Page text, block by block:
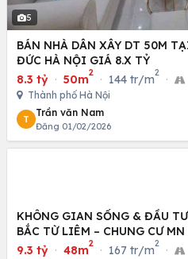
5
BÁN NHÀ DÂN XÂY DT 50M
ĐỨC HÀ NỘI GIÁ 8.X TỶ
8.3 tỷ · 50m
2
· 144 tr/m
2
·
Thành phố Hà Nội
T
Trần văn Nam
Đăng 01/02/2026
KHÔNG GIAN SỐNG & ĐẦU
BẮC TỪ LIÊM – CHUNG CƯ
TÔ
9.3 tỷ · 48m
2
· 167 tr/m
2
·